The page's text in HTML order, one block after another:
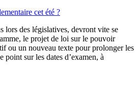
cet été ?
lors des législatives, devront vite se
le projet de loi sur le pouvoir
ou un nouveau texte pour prolonger les
point sur les dates d’examen, à